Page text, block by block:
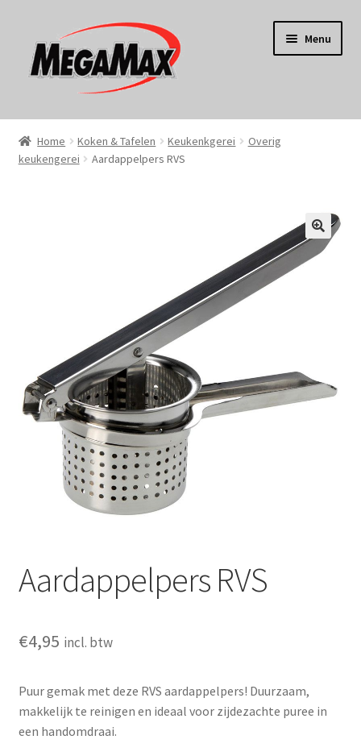
door
naar
naar
de
Menu
Home
KERST
Huishouden
Persoonlijke Verzorging
Elektronica
Speelgoed
Sport
Home Koken & Tafelen Keukenkgerei
Overig
keukengerei
Aardappelpers RVS
Aardappelpers RVS
€4,95 incl. btw
Puur gemak met deze RVS aardappelpers! Duurzaam,
makkelijk te reinigen en ideaal voor zijdezachte puree in
een handomdraai.